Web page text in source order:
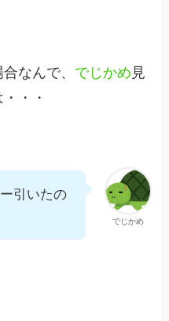
なんで、 でじかめ 見
・・
でじかめ
引いたの